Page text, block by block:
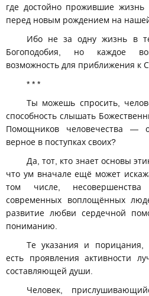
где достойно прожившие
перед новым рождением на
Ибо не за одну жизнь в
Богоподобия, но каждое
возможность для приближения к
* * *
Ты можешь спросить,
способность слышать
Помощников человечества —
верное в поступках своих?
Да, тот, кто знает основы
что ум вначале ещё может
том числе,
современных воплощённых
развитие любви сердечной
пониманию.
Те указания и порицания,
есть проявления активности
составляющей души.
Человек,